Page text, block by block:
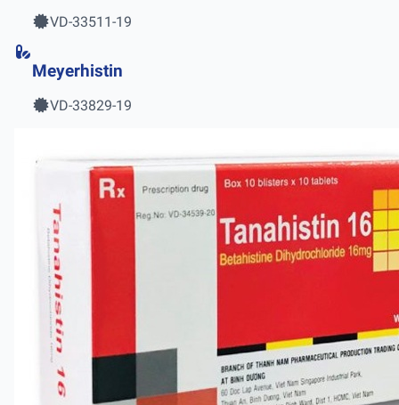
VD-33511-19
Meyerhistin
VD-33829-19